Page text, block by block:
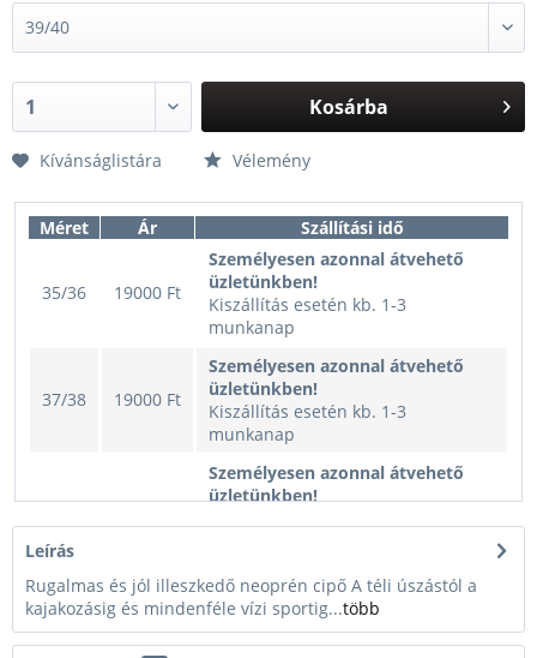
Kosárba
Kívánságlistára Vélemény
Méret Ár Szállítási idő
35/36 19000 Ft
Személyesen azonnal átvehető
üzletünkben!
Kiszállítás esetén kb. 1-3
munkanap
37/38 19000 Ft
Személyesen azonnal átvehető
üzletünkben!
Kiszállítás esetén kb. 1-3
munkanap
39/40 19000 Ft
Személyesen azonnal átvehető
üzletünkben!
41/42
19000 Ft
Nincs raktáron
43/44
19000 Ft
Nincs raktáron
Leírás
Rugalmas és jól illeszkedő neoprén cipő A téli úszástól a
kajakozásig és mindenféle vízi sportig...több